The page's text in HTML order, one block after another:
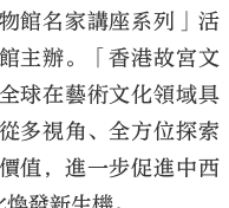
館名家講座系列」活
主辦。「香港故宮文
球在藝術文化領域具
多視角、全方位探索
值，進一步促進中西